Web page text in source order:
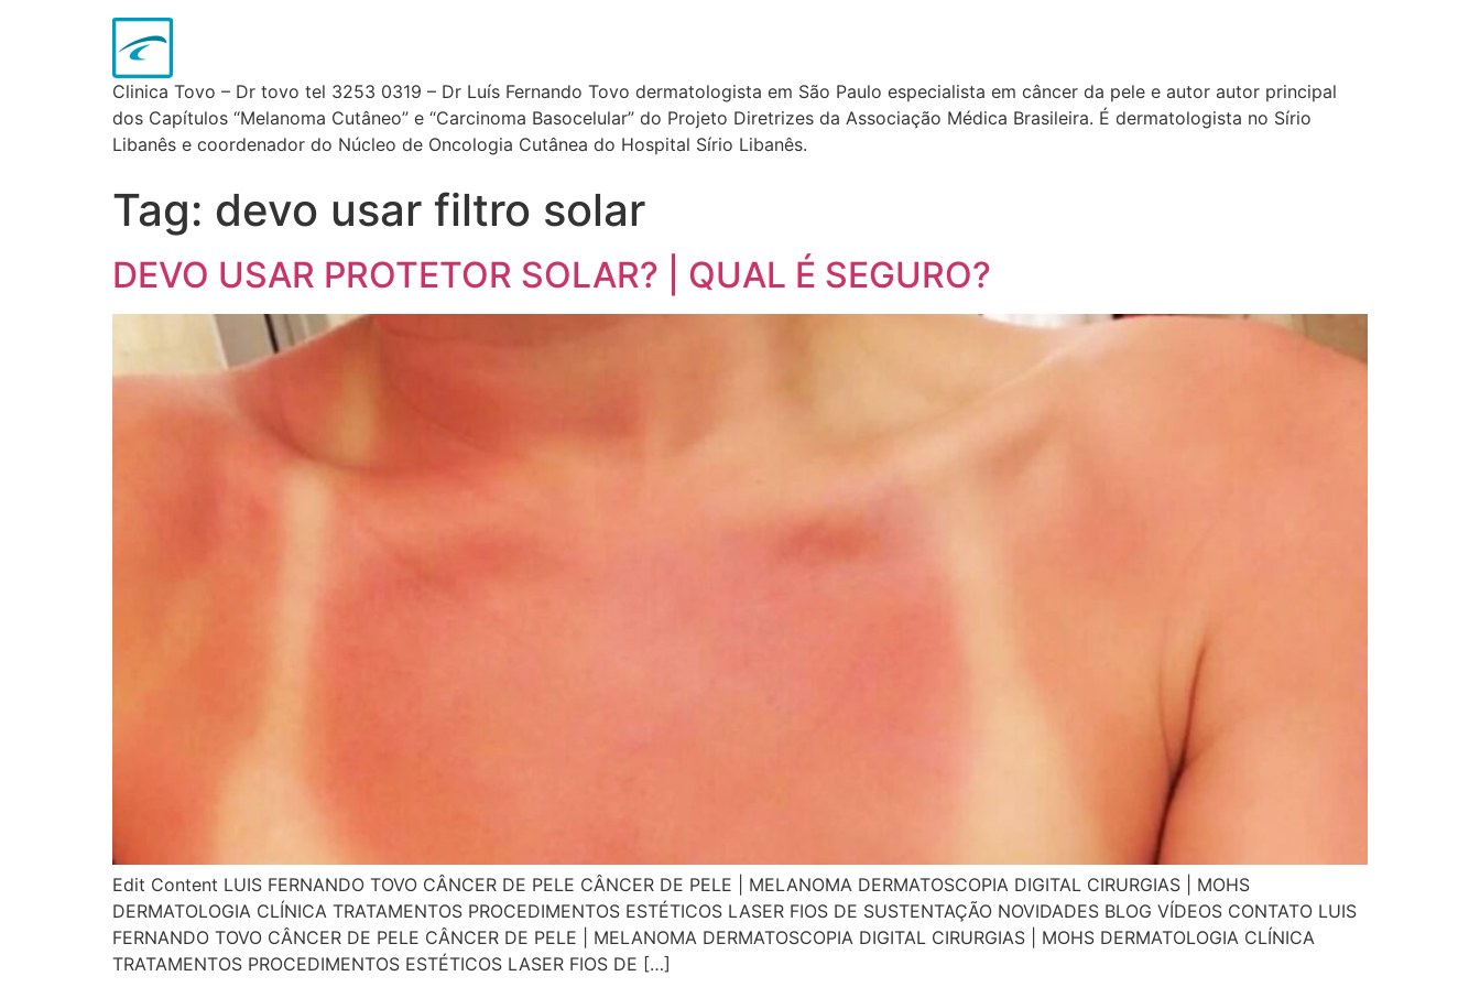
Clinica Tovo – Dr tovo tel 3253 0319 – Dr Luís Fernando Tovo dermatologista em São Paulo especialista em câncer da pele e autor autor principal
dos Capítulos “Melanoma Cutâneo” e “Carcinoma Basocelular” do Projeto Diretrizes da Associação Médica Brasileira. É dermatologista no Sírio
Libanês e coordenador do Núcleo de Oncologia Cutânea do Hospital Sírio Libanês.
Tag: devo usar filtro solar
DEVO USAR PROTETOR SOLAR? | QUAL É SEGURO?
Edit Content LUIS FERNANDO TOVO CÂNCER DE PELE CÂNCER DE PELE | MELANOMA DERMATOSCOPIA DIGITAL CIRURGIAS | MOHS
DERMATOLOGIA CLÍNICA TRATAMENTOS PROCEDIMENTOS ESTÉTICOS LASER FIOS DE SUSTENTAÇÃO NOVIDADES BLOG VÍDEOS CONTATO LUIS
FERNANDO TOVO CÂNCER DE PELE CÂNCER DE PELE | MELANOMA DERMATOSCOPIA DIGITAL CIRURGIAS | MOHS DERMATOLOGIA CLÍNICA
TRATAMENTOS PROCEDIMENTOS ESTÉTICOS LASER FIOS DE […]